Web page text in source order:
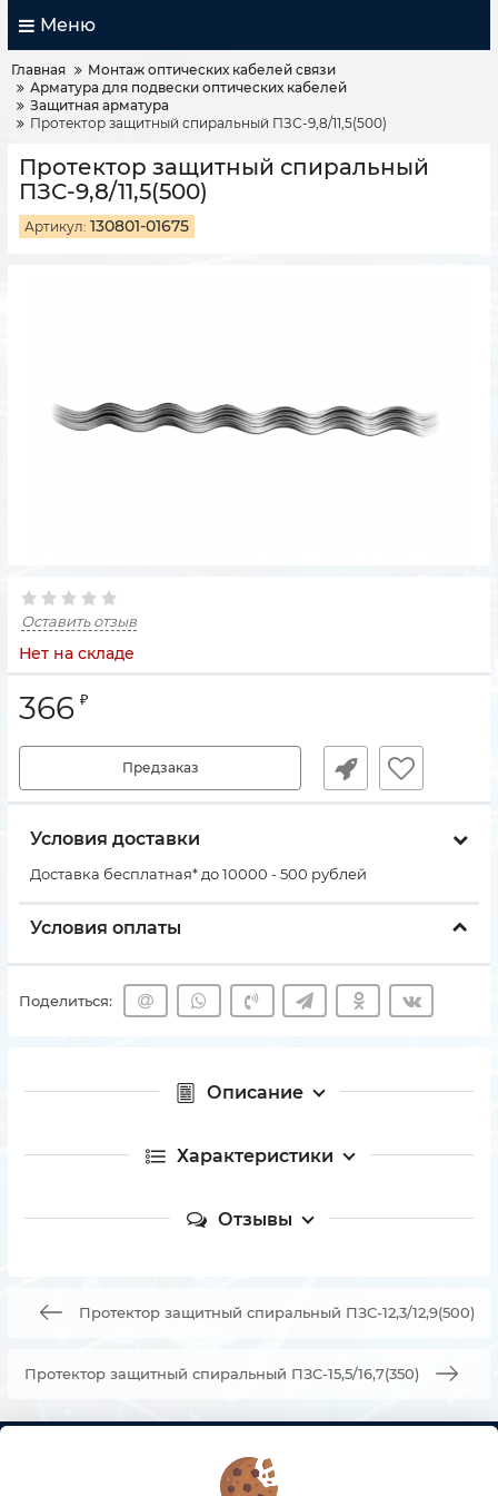
Меню
Главная
Монтаж оптических кабелей связи
Арматура для подвески оптических кабелей
Защитная арматура
Протектор защитный спиральный ПЗС-9,8/11,5(500)
Протектор защитный спиральный
ПЗС-9,8/11,5(500)
Артикул: 130801-01675
Оставить отзыв
Нет на складе
366 ₽
Предзаказ
Условия доставки
Доставка бесплатная* до 10000 - 500 рублей
Условия оплаты
Поделиться:
Описание
Характеристики
Отзывы
Протектор защитный спиральный ПЗС-12,3/12,9(500)
Протектор защитный спиральный ПЗС-15,5/16,7(350)